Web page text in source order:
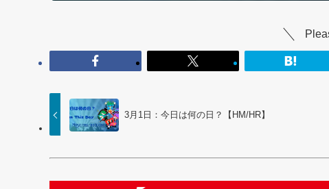
3月1日：今日は何の日？【HM/HR】